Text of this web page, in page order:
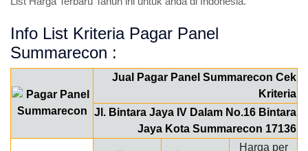
Info List Kriteria Pagar Panel
Summarecon :
Jual Pagar Panel Summarecon Cek
Kriteria
Jl. Bintara Jaya IV Dalam No.16 Bintara
Jaya Kota Summarecon 17136
Harga per